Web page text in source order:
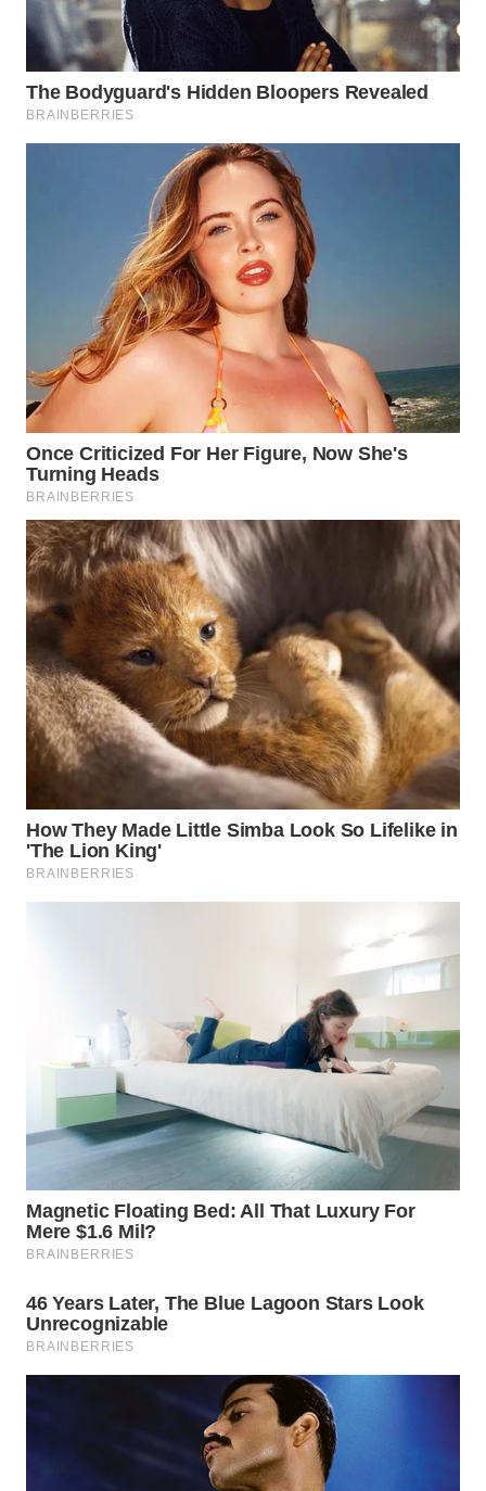
WN
KALTARA
WN
KALSEL
WN
GORONTALO
SULUT
WN
MALUKU
WN
MALUT
WN
DAIRI
WN
DANAU
WN
NIAS
SELATAN
TANJUNG
LESUNG
WN
KARO
WN
SIMALUNGUN
WN